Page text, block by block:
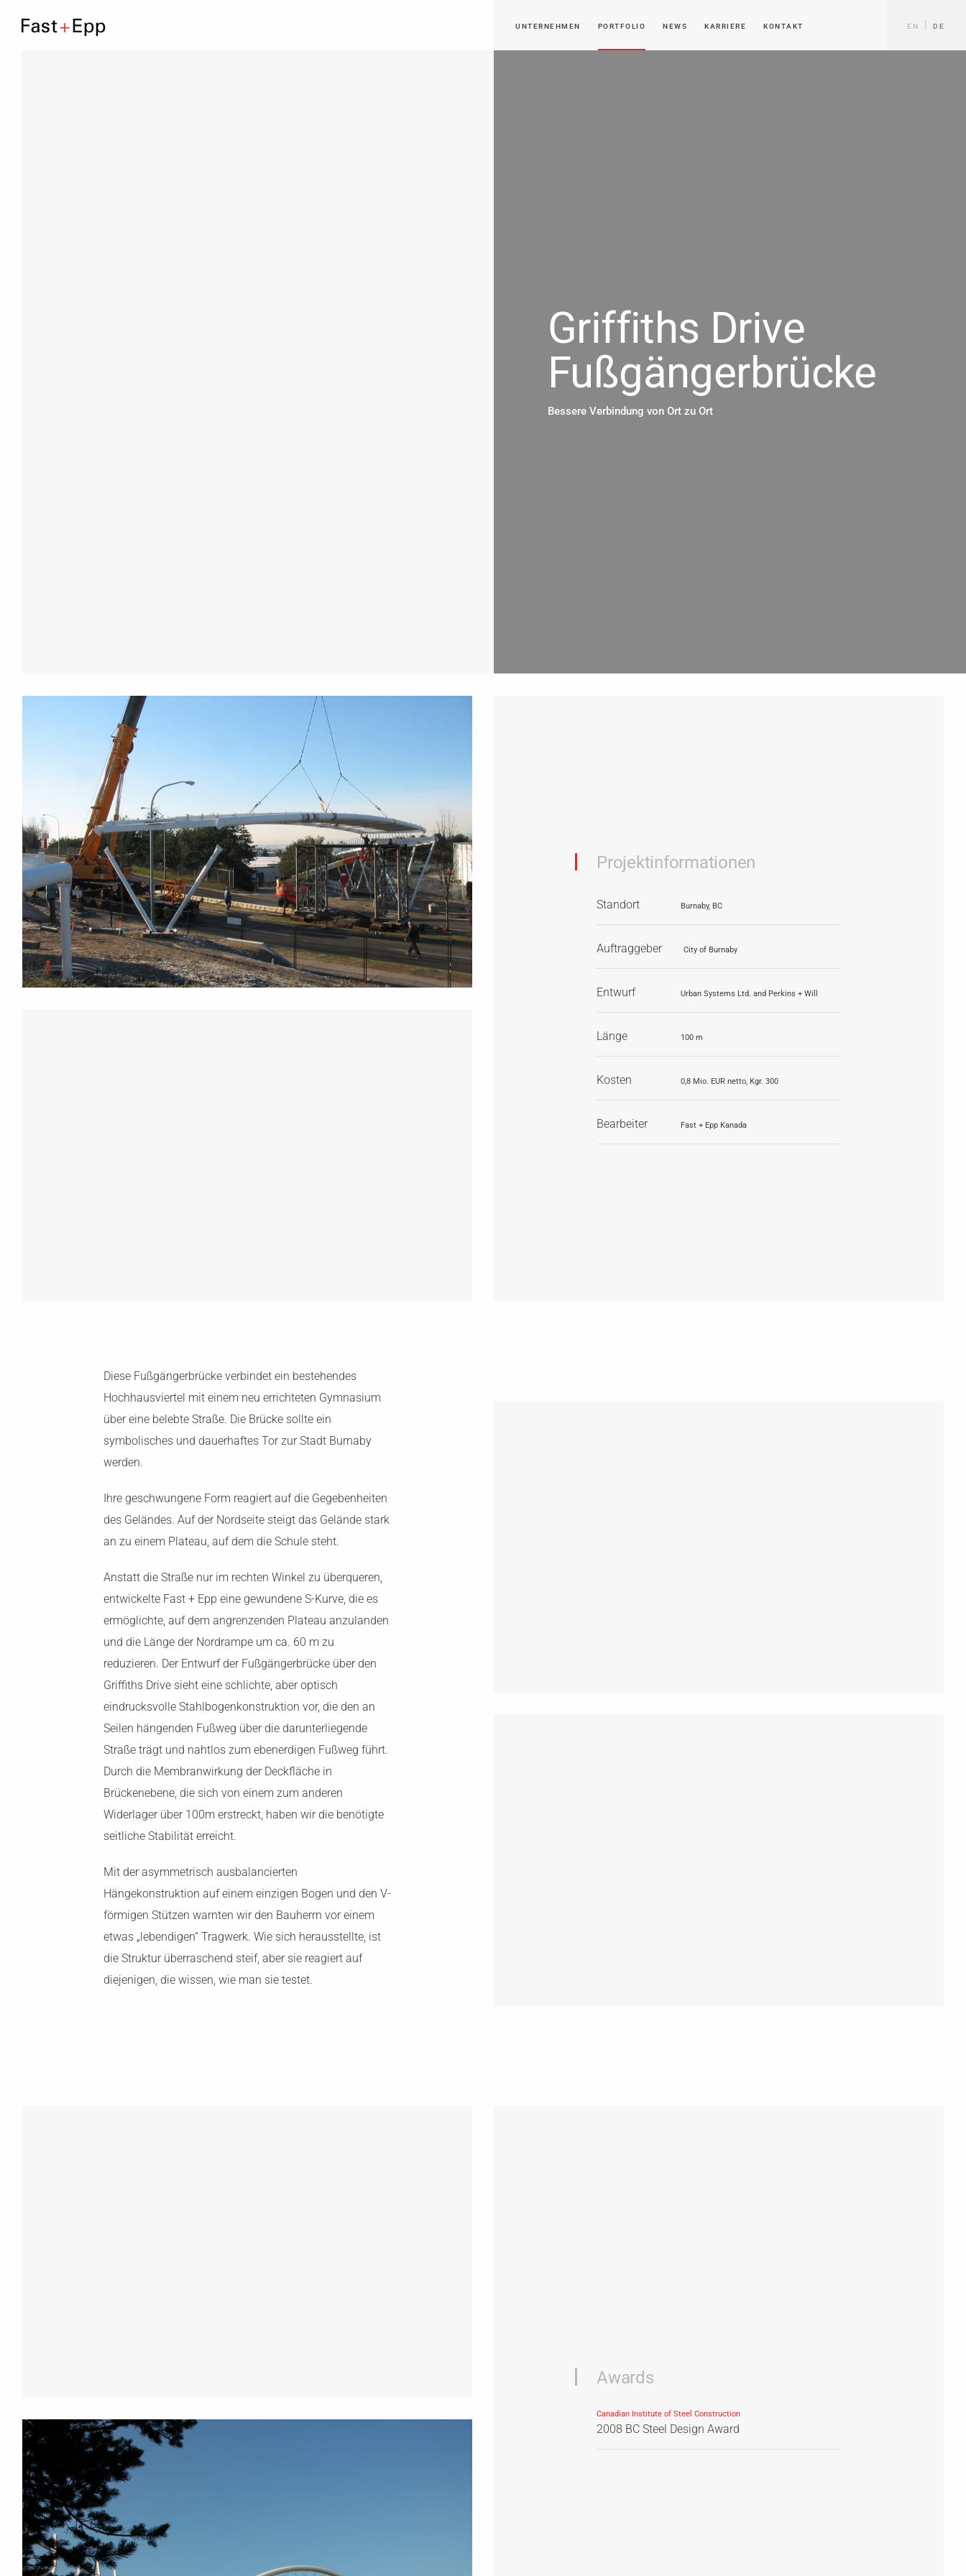
UNTERNEHMEN PORTFOLIO NEWS KARRIERE KONTAKT EN DE
Griffiths Drive
Fußgängerbrücke
Bessere Verbindung von Ort zu Ort
Projektinformationen
Standort Burnaby, BC
Auftraggeber City of Burnaby
Entwurf Urban Systems Ltd. and Perkins + Will
Länge 100 m
Kosten 0,8 Mio. EUR netto, Kgr. 300
Bearbeiter Fast + Epp Kanada
Diese Fußgängerbrücke verbindet ein bestehendes
Hochhausviertel mit einem neu errichteten Gymnasium
über eine belebte Straße. Die Brücke sollte ein
symbolisches und dauerhaftes Tor zur Stadt Burnaby
werden.
Ihre geschwungene Form reagiert auf die Gegebenheiten
des Geländes. Auf der Nordseite steigt das Gelände stark
an zu einem Plateau, auf dem die Schule steht.
Anstatt die Straße nur im rechten Winkel zu überqueren,
entwickelte Fast + Epp eine gewundene S-Kurve, die es
ermöglichte, auf dem angrenzenden Plateau anzulanden
und die Länge der Nordrampe um ca. 60 m zu
reduzieren. Der Entwurf der Fußgängerbrücke über den
Griffiths Drive sieht eine schlichte, aber optisch
eindrucksvolle Stahlbogenkonstruktion vor, die den an
Seilen hängenden Fußweg über die darunterliegende
Straße trägt und nahtlos zum ebenerdigen Fußweg führt.
Durch die Membranwirkung der Deckfläche in
Brückenebene, die sich von einem zum anderen
Widerlager über 100m erstreckt, haben wir die benötigte
seitliche Stabilität erreicht.
Mit der asymmetrisch ausbalancierten
Hängekonstruktion auf einem einzigen Bogen und den V-
förmigen Stützen warnten wir den Bauherrn vor einem
etwas „lebendigen“ Tragwerk. Wie sich herausstellte, ist
die Struktur überraschend steif, aber sie reagiert auf
diejenigen, die wissen, wie man sie testet.
Awards
Canadian Institute of Steel Construction
2008 BC Steel Design Award